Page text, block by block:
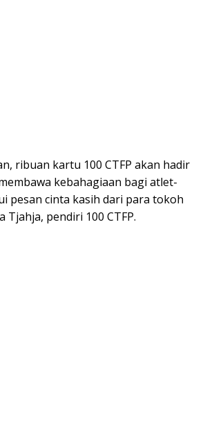
ribuan kartu 100 CTFP akan hadir
kebahagiaan bagi atlet-
pesan cinta kasih dari para tokoh
Tjahja, pendiri 100 CTFP.